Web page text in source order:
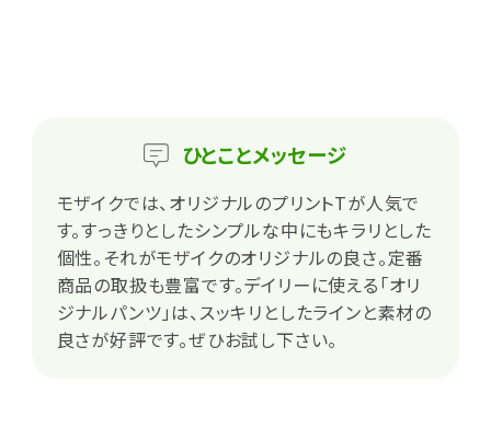
ひとことメッセージ
モザイクでは、オリジナルのプリントTが人気で
す。すっきりとしたシンプルな中にもキラリとした
個性。それがモザイクのオリジナルの良さ。定番
商品の取扱も豊富です。デイリーに使える「オリ
ジナルパンツ」は、スッキリとしたラインと素材の
良さが好評です。ぜひお試し下さい。